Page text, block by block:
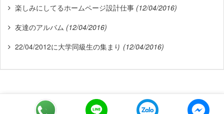
楽しみにしてるホームページ設計仕事 (12/04/2016)
友達のアルバム (12/04/2016)
22/04/2012に大学同級生の集まり (12/04/2016)